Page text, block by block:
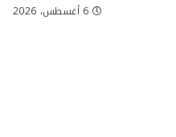
6 أغسطس، 2026